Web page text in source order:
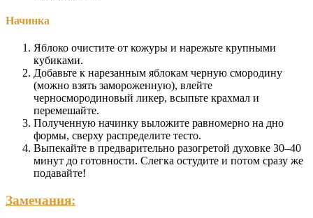
Начинка
Яблоко очистите от кожуры и нарежьте крупными
кубиками.
Добавьте к нарезанным яблокам черную смородину
(можно взять замороженную), влейте
черносмородиновый ликер, всыпьте крахмал и
перемешайте.
Полученную начинку выложите равномерно на дно
формы, сверху распределите тесто.
Выпекайте в предварительно разогретой духовке 30–40
минут до готовности. Слегка остудите и потом сразу же
подавайте!
Замечания: